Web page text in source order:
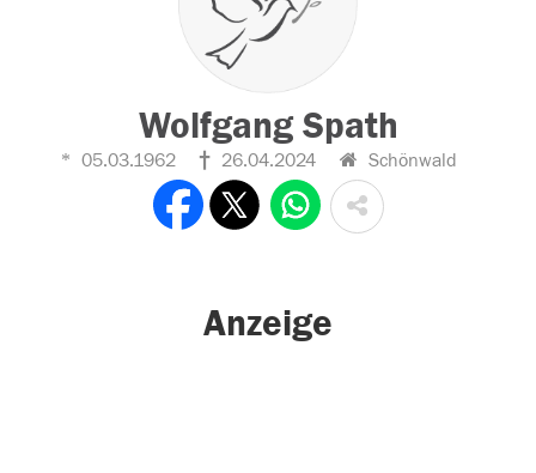
Wolfgang Spath
05.03.1962 26.04.2024 Schönwald
Anzeige